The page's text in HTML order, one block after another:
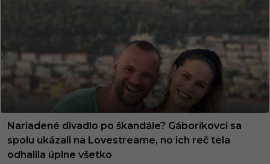
Nariadené divadlo po škandále? Gáboríkovci sa
spolu ukázali na Lovestreame, no ich reč tela
odhalila úplne všetko